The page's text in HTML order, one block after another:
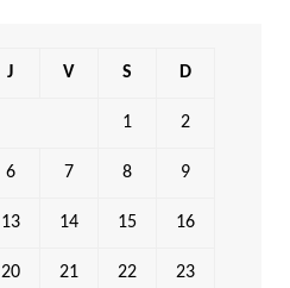
J V S D
1 2
6 7 8 9
13 14 15 16
20 21 22 23